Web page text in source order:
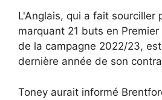
L'Anglais, qui a fait sourciller
marquant 21 buts en
de la campagne 2022/23,
dernière année de son
Toney aurait informé